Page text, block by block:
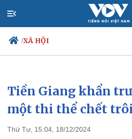
/XÃ HỘI
Chính trị
Đảng
Tổ chức nhân sự
Nhận diện sự thật
Xã
Tin
Dự
Tiền Giang khẩn
một thi thể chết
Thứ Tư, 15:04, 18/12/2024